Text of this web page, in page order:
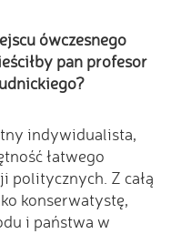
ówczesnego
pan profesor
indywidualista,
łatwego
politycznych. Z całą
konserwatystę,
i państwa w